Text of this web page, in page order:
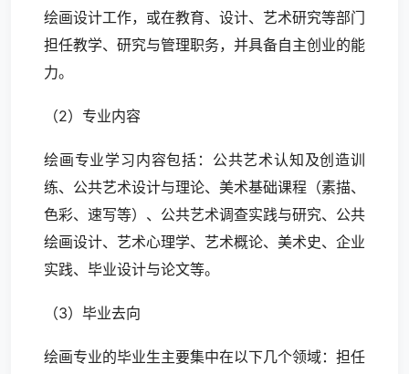
绘画设计工作，或在教育、设计、艺术研究等部门
担任教学、研究与管理职务，并具备自主创业的能
力。
（2）专业内容
绘画专业学习内容包括：公共艺术认知及创造训
练、公共艺术设计与理论、美术基础课程（素描、
色彩、速写等）、公共艺术调查实践与研究、公共
绘画设计、艺术心理学、艺术概论、美术史、企业
实践、毕业设计与论文等。
（3）毕业去向
绘画专业的毕业生主要集中在以下几个领域：担任